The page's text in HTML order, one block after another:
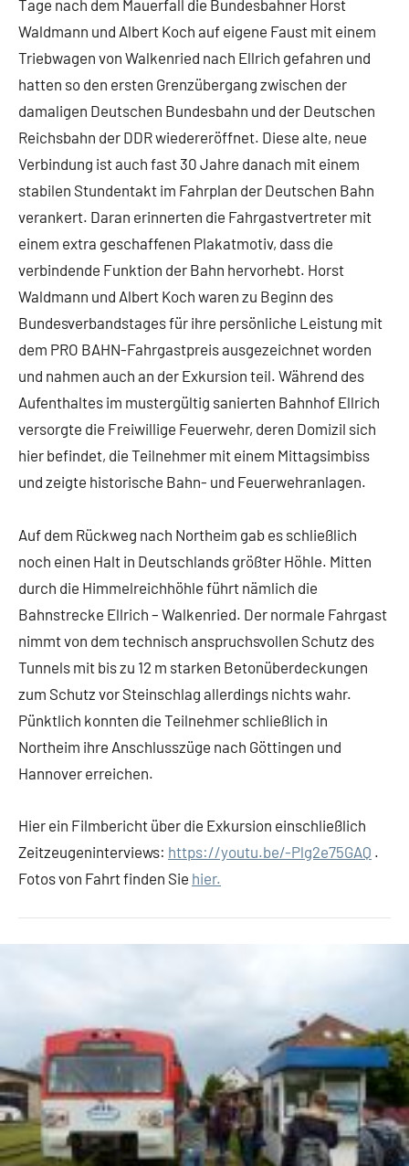
Tage nach dem Mauerfall die Bundesbahner Horst
Waldmann und Albert Koch auf eigene Faust mit einem
Triebwagen von Walkenried nach Ellrich gefahren und
hatten so den ersten Grenzübergang zwischen der
damaligen Deutschen Bundesbahn und der Deutschen
Reichsbahn der DDR wiedereröffnet. Diese alte, neue
Verbindung ist auch fast 30 Jahre danach mit einem
stabilen Stundentakt im Fahrplan der Deutschen Bahn
verankert. Daran erinnerten die Fahrgastvertreter mit
einem extra geschaffenen Plakatmotiv, dass die
verbindende Funktion der Bahn hervorhebt. Horst
Waldmann und Albert Koch waren zu Beginn des
Bundesverbandstages für ihre persönliche Leistung mit
dem PRO BAHN-Fahrgastpreis ausgezeichnet worden
und nahmen auch an der Exkursion teil. Während des
Aufenthaltes im mustergültig sanierten Bahnhof Ellrich
versorgte die Freiwillige Feuerwehr, deren Domizil sich
hier befindet, die Teilnehmer mit einem Mittagsimbiss
und zeigte historische Bahn- und Feuerwehranlagen.
Auf dem Rückweg nach Northeim gab es schließlich
noch einen Halt in Deutschlands größter Höhle. Mitten
durch die Himmelreichhöhle führt nämlich die
Bahnstrecke Ellrich – Walkenried. Der normale Fahrgast
nimmt von dem technisch anspruchsvollen Schutz des
Tunnels mit bis zu 12 m starken Betonüberdeckungen
zum Schutz vor Steinschlag allerdings nichts wahr.
Pünktlich konnten die Teilnehmer schließlich in
Northeim ihre Anschlusszüge nach Göttingen und
Hannover erreichen.
Hier ein Filmbericht über die Exkursion einschließlich
Zeitzeugeninterviews: https://youtu.be/-Plg2e75GAQ .
Fotos von Fahrt finden Sie hier.